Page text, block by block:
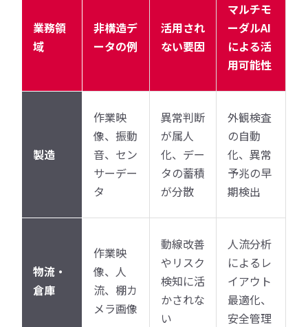
業務領
域
非構造デ
ータの例
活用され
ない要因
マルチモ
ーダルAI
による活
用可能性
製造
作業映
像、振動
音、セン
サーデー
タ
異常判断
が属人
化、デー
タの蓄積
が分散
外観検査
の自動
化、異常
予兆の早
期検出
物流・
倉庫
作業映
像、人
流、棚カ
メラ画像
動線改善
やリスク
検知に活
かされな
い
人流分析
によるレ
イアウト
最適化、
安全管理